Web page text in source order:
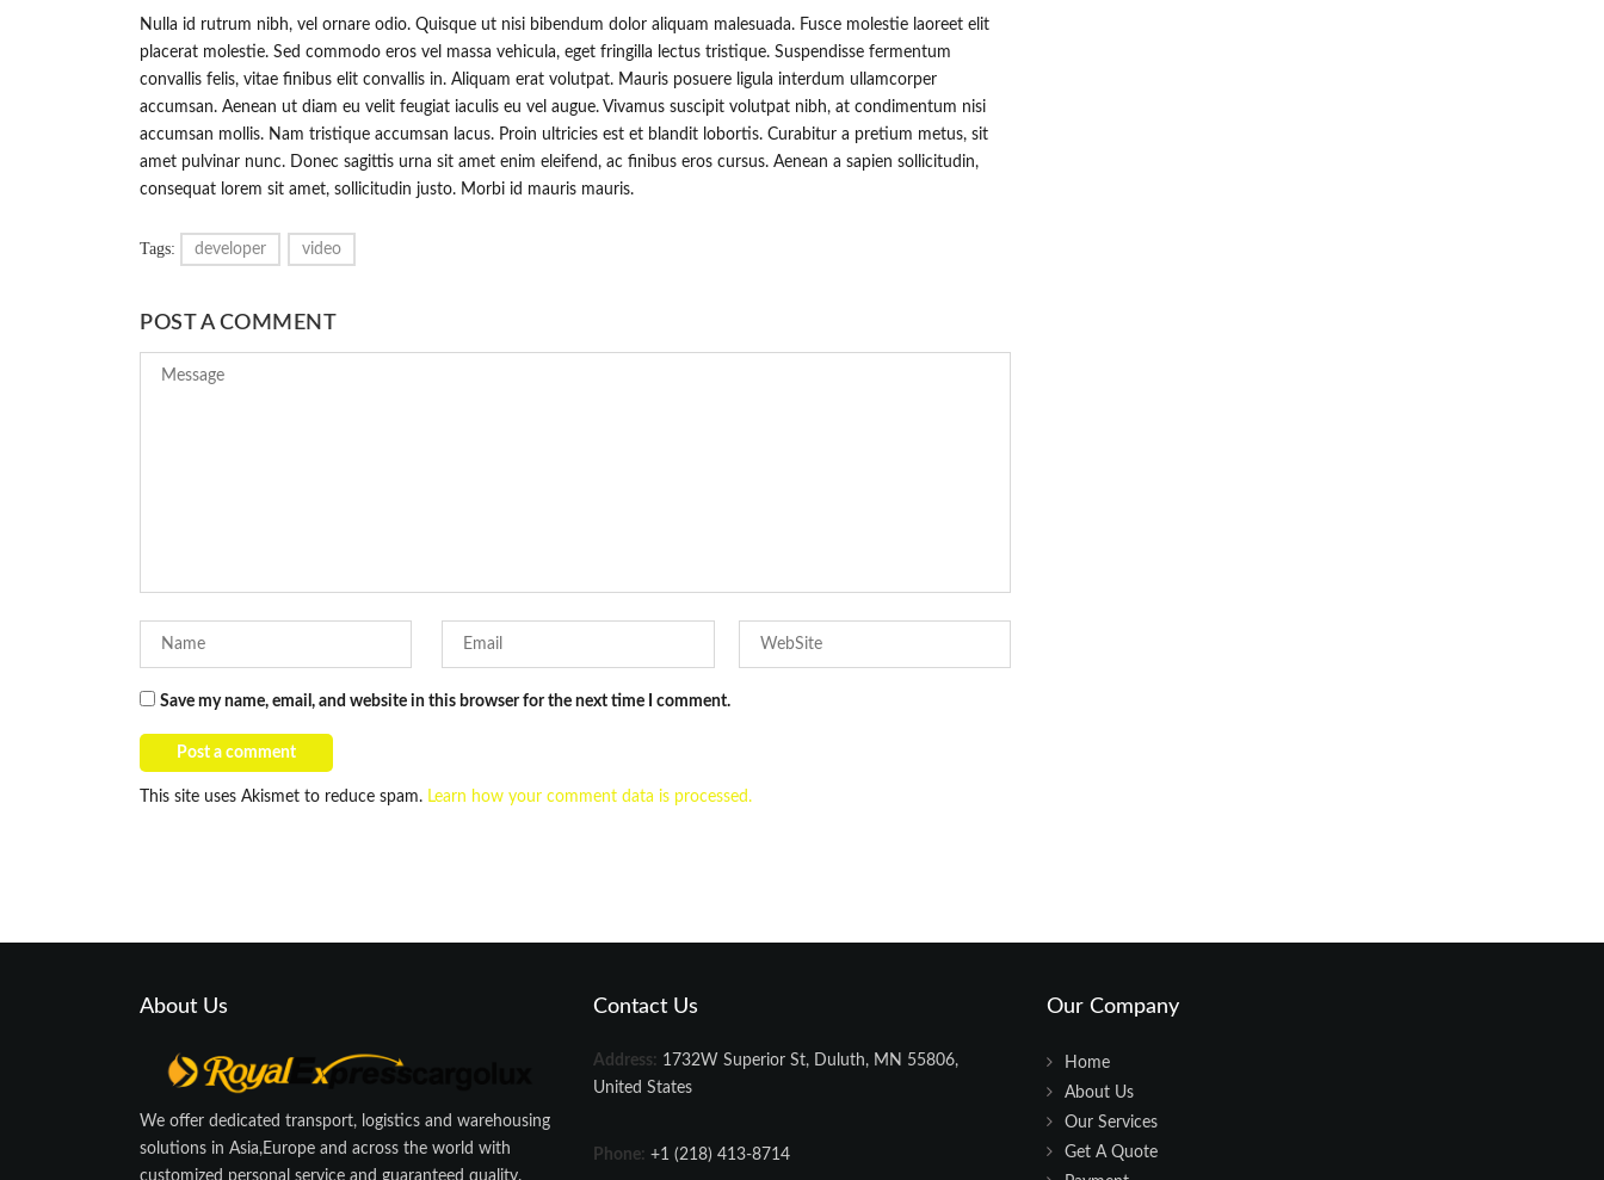
Nulla id rutrum nibh, vel ornare odio. Quisque ut nisi bibendum dolor aliquam malesuada. Fusce molestie laoreet elit
placerat molestie. Sed commodo eros vel massa vehicula, eget fringilla lectus tristique. Suspendisse fermentum
convallis felis, vitae finibus elit convallis in. Aliquam erat volutpat. Mauris posuere ligula interdum ullamcorper
accumsan. Aenean ut diam eu velit feugiat iaculis eu vel augue. Vivamus suscipit volutpat nibh, at condimentum nisi
accumsan mollis. Nam tristique accumsan lacus. Proin ultricies est et blandit lobortis. Curabitur a pretium metus, sit
amet pulvinar nunc. Donec sagittis urna sit amet enim eleifend, ac finibus eros cursus. Aenean a sapien sollicitudin,
consequat lorem sit amet, sollicitudin justo. Morbi id mauris mauris.
Tags: developer video
POST A COMMENT
Save my name, email, and website in this browser for the next time I comment.
This site uses Akismet to reduce spam. Learn how your comment data is processed.
About Us
We offer dedicated transport, logistics and warehousing
solutions in Asia,Europe and across the world with
customized personal service and guaranteed quality.
Contact Us
Address: 1732W Superior St, Duluth, MN 55806,
United States
Phone: +1 (218) 413-8714
Our Company
Home
About Us
Our Services
Get A Quote